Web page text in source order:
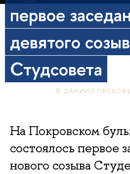
первое
девятого
Студсовета
© ДАНИИЛ
На Покровском
состоялось первое
нового созыва